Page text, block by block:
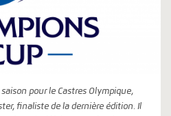
pour le Castres Olympique,
finaliste de la dernière édition. Il